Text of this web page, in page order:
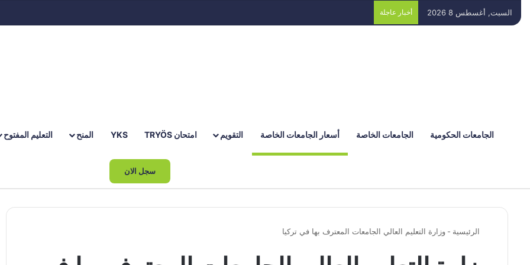
السبت, أغسطس 8 2026 أخبار عاجلة
الجامعات الحكومية الجامعات الخاصة أسعار الجامعات الخاصة التقويم امتحان TRYÖS YKS المنح التعليم المفتوح
سجل الان
الرئيسية - وزارة التعليم العالي الجامعات المعترف بها في تركيا